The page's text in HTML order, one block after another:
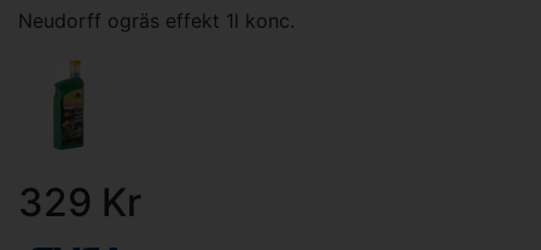
Neudorff ogräs effekt 1l konc.
329 Kr